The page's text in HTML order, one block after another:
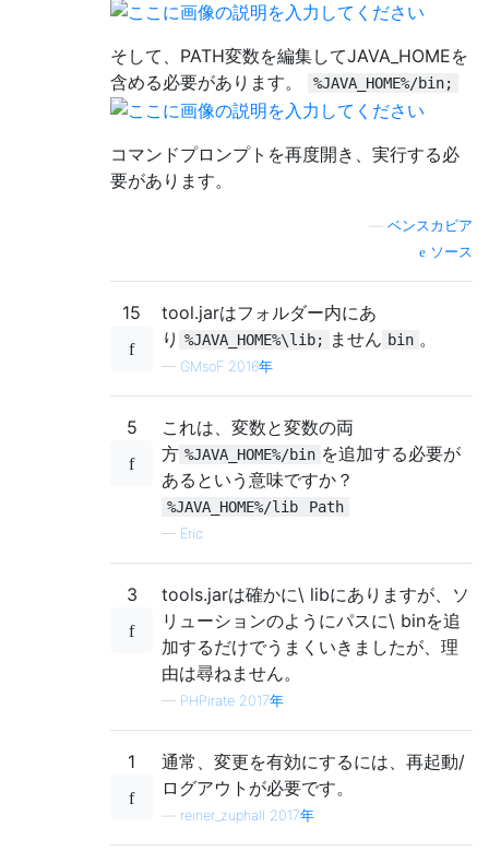
そして、PATH変数を編集してJAVA_HOMEを
含める必要があります。
%JAVA_HOME%/bin;
コマンドプロンプトを再度開き、実行する必
要があります。
ベンスカビア
ソース
15
tool.jarはフォルダー内にあ
り %JAVA_HOME%\lib; ません bin 。
— GMsoF 2016年
5
これは、変数と変数の両
方 %JAVA_HOME%/bin を追加する必要が
あるという意味ですか？
%JAVA_HOME%/lib Path
— Eric
3
tools.jarは確かに\ libにありますが、ソ
リューションのようにパスに\ binを追
加するだけでうまくいきましたが、理
由は尋ねません。
— PHPirate 2017年
1
通常、変更を有効にするには、再起動/
ログアウトが必要です。
reiner_zuphall 2017年